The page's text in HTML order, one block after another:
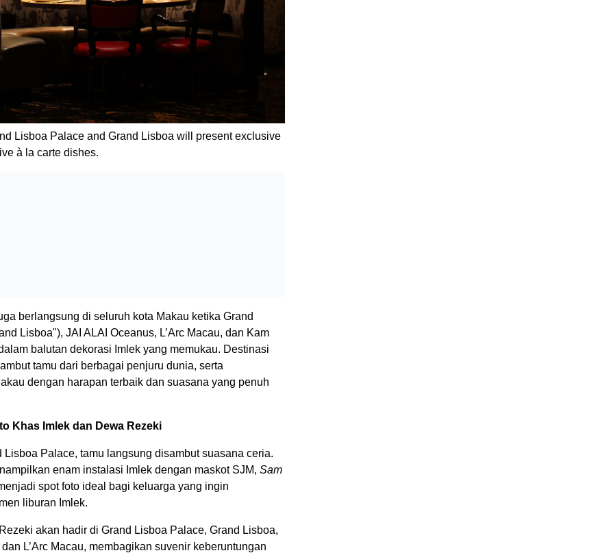
Lisboa Palace and Grand Lisboa will present exclusive
à la carte dishes.
berlangsung di seluruh kota Makau ketika Grand
Lisboa"), JAI ALAI Oceanus, L’Arc Macau, dan Kam
balutan dekorasi Imlek yang memukau. Destinasi
tamu dari berbagai penjuru dunia, serta
dengan harapan terbaik dan suasana yang penuh
Khas Imlek dan Dewa Rezeki
Lisboa Palace, tamu langsung disambut suasana ceria.
enam instalasi Imlek dengan maskot SJM, Sam
spot foto ideal bagi keluarga yang ingin
liburan Imlek.
akan hadir di Grand Lisboa Palace, Grand Lisboa,
L’Arc Macau, membagikan suvenir keberuntungan